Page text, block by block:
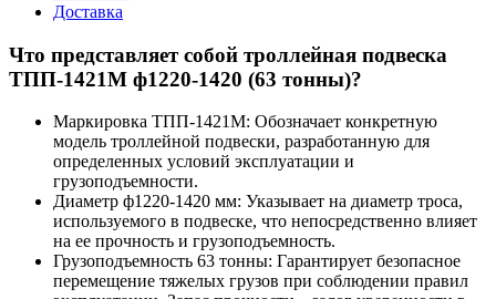
Доставка
Что представляет собой троллейная подвеска
ТПП-1421М ф1220-1420 (63 тонны)?
Маркировка ТПП-1421М: Обозначает конкретную
модель троллейной подвески, разработанную для
определенных условий эксплуатации и
грузоподъемности.
Диаметр ф1220-1420 мм: Указывает на диаметр троса,
используемого в подвеске, что непосредственно влияет
на ее прочность и грузоподъемность.
Грузоподъемность 63 тонны: Гарантирует безопасное
перемещение тяжелых грузов при соблюдении правил